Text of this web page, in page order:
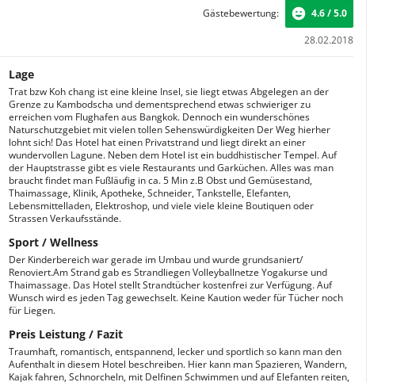
28.02.2018
Gästebewertung: 4.6 / 5.0
Lage
Trat bzw Koh chang ist eine kleine Insel, sie liegt etwas Abgelegen an der
Grenze zu Kambodscha und dementsprechend etwas schwieriger zu
erreichen vom Flughafen aus Bangkok. Dennoch ein wunderschönes
Naturschutzgebiet mit vielen tollen Sehenswürdigkeiten Der Weg hierher
lohnt sich! Das Hotel hat einen Privatstrand und liegt direkt an einer
wundervollen Lagune. Neben dem Hotel ist ein buddhistischer Tempel. Auf
der Hauptstrasse gibt es viele Restaurants und Garküchen. Alles was man
braucht findet man Fußläufig in ca. 5 Min z.B Obst und Gemüsestand,
Thaimassage, Klinik, Apotheke, Schneider, Tankstelle, Elefanten,
Lebensmittelladen, Elektroshop, und viele viele kleine Boutiquen oder
Strassen Verkaufsstände.
Sport / Wellness
Der Kinderbereich war gerade im Umbau und wurde grundsaniert/
Renoviert.Am Strand gab es Strandliegen Volleyballnetze Yogakurse und
Thaimassage. Das Hotel stellt Strandtücher kostenfrei zur Verfügung. Auf
Wunsch wird es jeden Tag gewechselt. Keine Kaution weder für Tücher noch
für Liegen.
Preis Leistung / Fazit
Traumhaft, romantisch, entspannend, lecker und sportlich so kann man den
Aufenthalt in diesem Hotel beschreiben. Hier kann man Spazieren, Wandern,
Kajak fahren, Schnorcheln, mit Delfinen Schwimmen und auf Elefanten reiten,